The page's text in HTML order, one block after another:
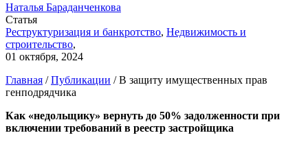
Наталья Бараданченкова
Статья
Реструктуризация и банкротство, Недвижимость и
строительство,
01 октября, 2024
Главная /Публикации /В защиту имущественных прав
генподрядчика
Как «недольщику» вернуть до 50% задолженности при
включении требований в реестр застройщика